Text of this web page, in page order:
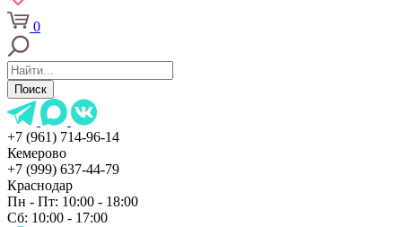
0
Поиск
+7 (961) 714-96-14
Кемерово
+7 (999) 637-44-79
Краснодар
Пн - Пт: 10:00 - 18:00
Сб: 10:00 - 17:00